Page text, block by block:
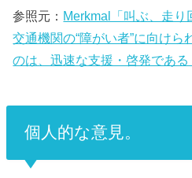
参照元： Merkmal「叫ぶ、走
交通機関の“障がい者”に向け
のは、迅速な支援・啓発である
個人的な意見。